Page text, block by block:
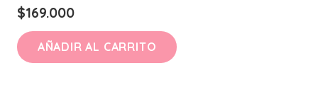
$169.000
AÑADIR AL CARRITO